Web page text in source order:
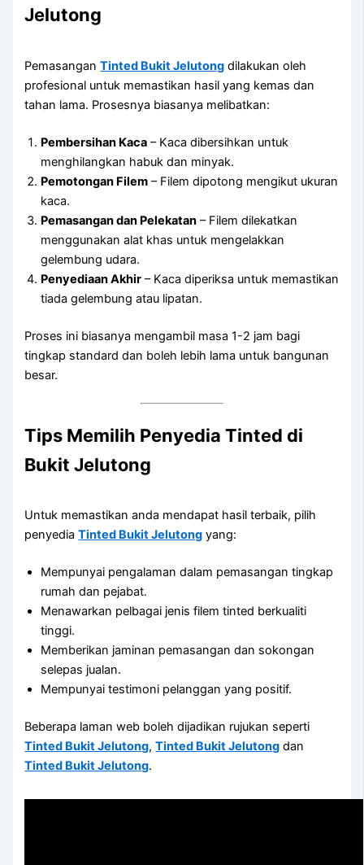
Jelutong
PemasanganTinted Bukit Jelutong dilakukan oleh
profesional untuk memastikan hasil yang kemas dan
tahan lama. Prosesnya biasanya melibatkan:
Pembersihan Kaca – Kaca dibersihkan untuk
menghilangkan habuk dan minyak.
Pemotongan Filem – Filem dipotong mengikut ukuran
kaca.
Pemasangan dan Pelekatan – Filem dilekatkan
menggunakan alat khas untuk mengelakkan
gelembung udara.
Penyediaan Akhir – Kaca diperiksa untuk memastikan
tiada gelembung atau lipatan.
Proses ini biasanya mengambil masa 1-2 jam bagi
tingkap standard dan boleh lebih lama untuk bangunan
besar.
Tips Memilih Penyedia Tinted di
Bukit Jelutong
Untuk memastikan anda mendapat hasil terbaik, pilih
penyediaTinted Bukit Jelutong yang:
Mempunyai pengalaman dalam pemasangan tingkap
rumah dan pejabat.
Menawarkan pelbagai jenis filem tinted berkualiti
tinggi.
Memberikan jaminan pemasangan dan sokongan
selepas jualan.
Mempunyai testimoni pelanggan yang positif.
Beberapa laman web boleh dijadikan rujukan seperti
Tinted Bukit Jelutong,Tinted Bukit Jelutong dan
Tinted Bukit Jelutong.